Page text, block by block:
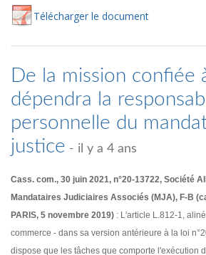
Télécharger le document
De la mission confiée
dépendra la
personnelle du
justice - il y a 4 ans
Cass. com., 30 juin 2021, n°20-13722, Société
Mandataires Judiciaires Associés (MJA), F-B
PARIS, 5 novembre 2019) : L'article L.812-1,
commerce - dans sa version antérieure à la loi
dispose que les tâches que comporte l'exécution